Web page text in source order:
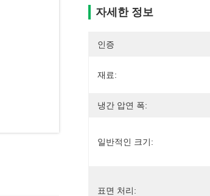
자세한 정보
인증
재료:
냉간 압연 폭:
일반적인 크기:
표면 처리: